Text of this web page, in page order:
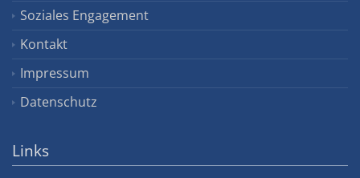
Soziales Engagement
Kontakt
Impressum
Datenschutz
Links